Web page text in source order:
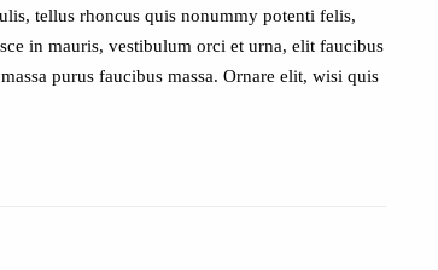
tellus rhoncus quis nonummy potenti felis,
in mauris, vestibulum orci et urna, elit faucibus
purus faucibus massa. Ornare elit, wisi quis